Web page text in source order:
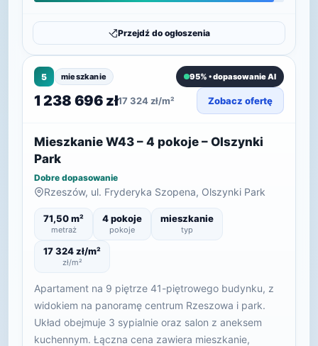
Przejdź do ogłoszenia
5 mieszkanie 95% • dopasowanie AI
1 238 696 zł17 324 zł/m² Zobacz ofertę
Mieszkanie W43 – 4 pokoje – Olszynki
Park
Dobre dopasowanie
Rzeszów, ul. Fryderyka Szopena, Olszynki Park
71,50 m²
metraż
4 pokoje
pokoje
mieszkanie
typ
17 324 zł/m²
zł/m²
Apartament na 9 piętrze 41-piętrowego budynku, z
widokiem na panoramę centrum Rzeszowa i park.
Układ obejmuje 3 sypialnie oraz salon z aneksem
kuchennym. Łączna cena zawiera mieszkanie,